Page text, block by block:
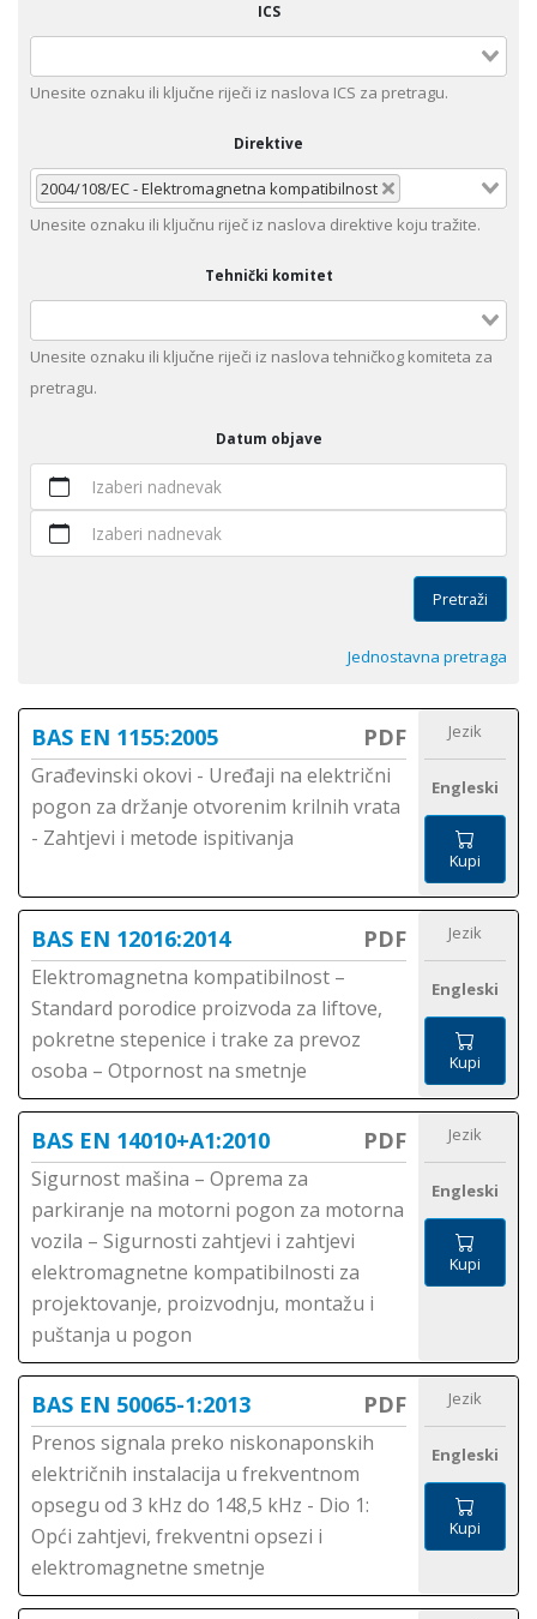
ICS
Unesite oznaku ili ključne riječi iz naslova ICS za pretragu.
Direktive
2004/108/EC - Elektromagnetna kompatibilnost
Unеsitе oznaku ili klјučnu rijеč iz nаslоvа dirеktivе kојu trаžitе.
Tehnički komitet
Unesite оznaku ili ključne riječi iz naslova tehničkog komiteta za
pretragu.
Datum objave
Izaberi nadnevak
Izaberi nadnevak
Pretraži
Jednostavna pretraga
BAS EN 1155:2005 PDF
Građevinski okovi - Uređaji na električni
pogon za držanje otvorenim krilnih vrata
- Zahtjevi i metode ispitivanja
Jezik
Engleski
Kupi
BAS EN 12016:2014 PDF
Elektromagnetna kompatibilnost –
Standard porodice proizvoda za liftove,
pokretne stepenice i trake za prevoz
osoba – Otpornost na smetnje
Jezik
Engleski
Kupi
BAS EN 14010+A1:2010 PDF
Sigurnost mašina – Oprema za
parkiranje na motorni pogon za motorna
vozila – Sigurnosti zahtjevi i zahtjevi
elektromagnetne kompatibilnosti za
projektovanje, proizvodnju, montažu i
puštanja u pogon
Jezik
Engleski
Kupi
BAS EN 50065-1:2013 PDF
Prenos signala preko niskonaponskih
električnih instalacija u frekventnom
opsegu od 3 kHz do 148,5 kHz - Dio 1:
Opći zahtjevi, frekventni opsezi i
elektromagnetne smetnje
Jezik
Engleski
Kupi